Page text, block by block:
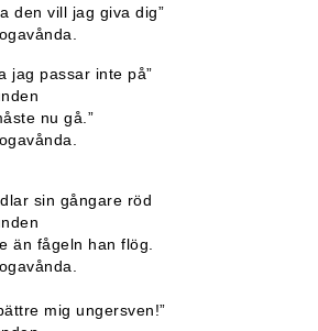
den vill jag giva dig”
jag passar inte på”
nu gå.”
sin gångare röd
än fågeln han flög.
mig ungersven!”